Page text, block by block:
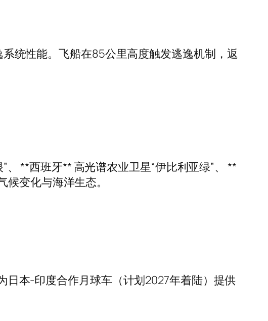
统性能。飞船在85公里高度触发逃逸机制，返
**西班牙** 高光谱农业卫星“伊比利亚绿”、 **
变化与海洋生态。
日本-印度合作月球车（计划2027年着陆）提供